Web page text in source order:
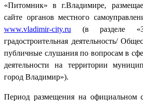
«Питомник» в г.Владимире,
сайте органов местного
www.vladimir-city.ru (в разделе
градостроительная деятельность/
публичные слушания по вопросам в
деятельности на территории
город Владимир»).
Период размещения на официальном